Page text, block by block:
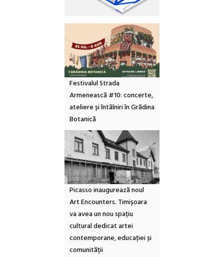
Festivalul Strada
Armenească #10: concerte,
ateliere și întâlniri în Grădina
Botanică
Picasso inaugurează noul
Art Encounters. Timișoara
va avea un nou spațiu
cultural dedicat artei
contemporane, educației și
comunității